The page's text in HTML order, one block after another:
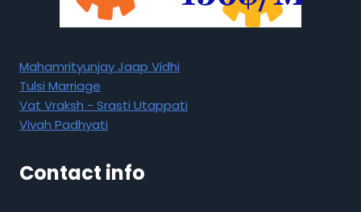
Mahamrityunjay Jaap Vidhi
Tulsi Marriage
Vat Vraksh - Srasti Utappati
Vivah Padhyati
Contact info